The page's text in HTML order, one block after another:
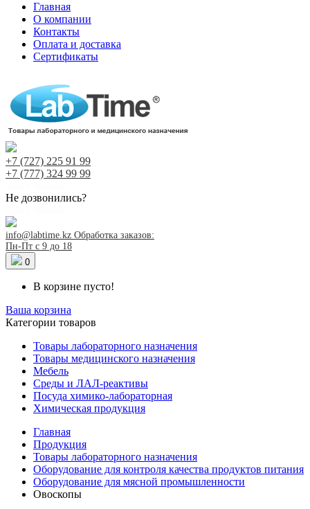
Главная
О компании
Контакты
Оплата и доставка
Сертификаты
+7 (727) 225 91 99
+7 (777) 324 99 99
Не дозвонились?
info@labtime.kz Обработка заказов:
Пн-Пт с 9 до 18
0
В корзине пусто!
Ваша корзина
Категории товаров
Товары лабораторного назначения
Товары медицинского назначения
Мебель
Среды и ЛАЛ-реактивы
Посуда химико-лабораторная
Химическая продукция
Главная
Продукция
Товары лабораторного назначения
Оборудование для контроля качества продуктов питания
Оборудование для мясной промышленности
Овоскопы